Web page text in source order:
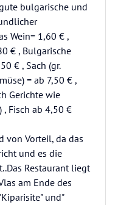
bulgarische und
Wein= 1,60 € ,
€ , Bulgarische
€ , Sach (gr.
= ab 7,50 € ,
Gerichte wie
Fisch ab 4,50 €
von Vorteil, da das
und es die
Restaurant liegt
am Ende des
und"